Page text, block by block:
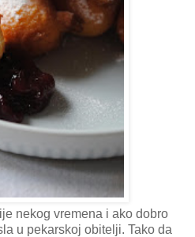
nekog vremena i ako dobro
u pekarskoj obitelji. Tako da